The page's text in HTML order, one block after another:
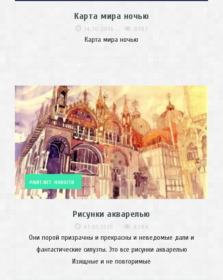
Карта мира ночью
14.10.2016 8782
Карта мира ночью
PAINT.NET НОВОСТИ
Рисунки акварелью
01.01.1970 8284
Они порой призрачны и прекрасны и неведомые дали и
фантастические силуэты. Это все рисунки акварелью
Изящные и не повторимые